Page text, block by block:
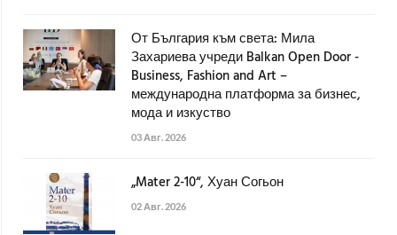
От България към света: Мила
Захариева учреди Balkan Open Door -
Business, Fashion and Art –
международна платформа за бизнес,
мода и изкуство
03 Авг. 2026
„Mater 2-10“, Хуан Согьон
02 Авг. 2026